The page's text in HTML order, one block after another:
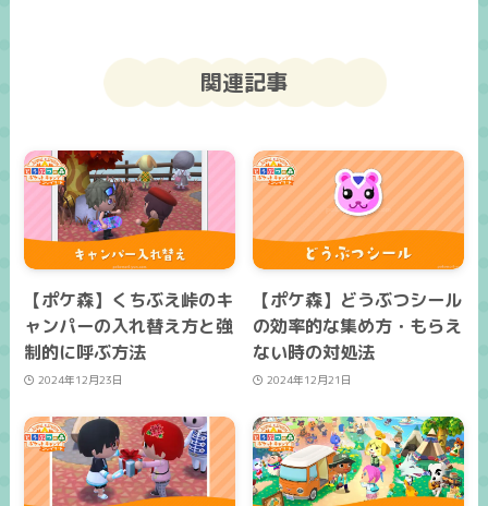
関連記事
【ポケ森】くちぶえ峠のキ
ャンパーの入れ替え方と強
制的に呼ぶ方法
2024年12月23日
【ポケ森】どうぶつシール
の効率的な集め方・もらえ
ない時の対処法
2024年12月21日